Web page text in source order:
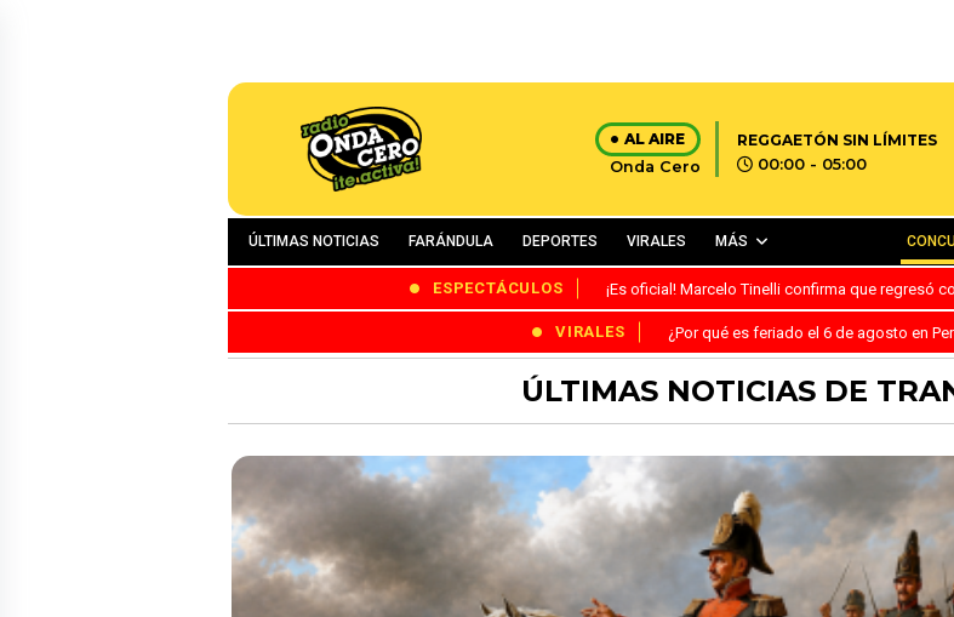
AL AIRE
Onda Cero
REGGAETÓN SIN LÍMITES
00:00 - 05:00
ÚLTIMAS NOTICIAS FARÁNDULA DEPORTES VIRALES MÁS
ESPECTÁCULOS ¡Es oficial! Marcelo Tinelli confirma que regresó
VIRALES ¿Por qué es feriado el 6 de agosto en
ÚLTIMAS NOTICIAS DE